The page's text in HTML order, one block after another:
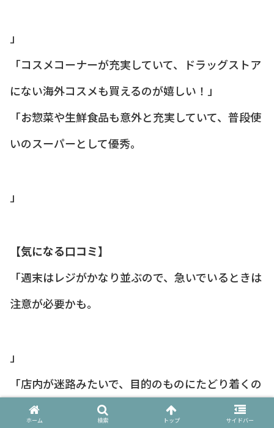
」
「コスメコーナーが充実していて、ドラッグストア
にない海外コスメも買えるのが嬉しい！」
「お惣菜や生鮮食品も意外と充実していて、普段使
いのスーパーとして優秀。
」
【気になる口コミ】
「週末はレジがかなり並ぶので、急いでいるときは
注意が必要かも。
」
「店内が迷路みたいで、目的のものにたどり着くの
に時間がかかった。
ホーム 検索 トップ サイドバー